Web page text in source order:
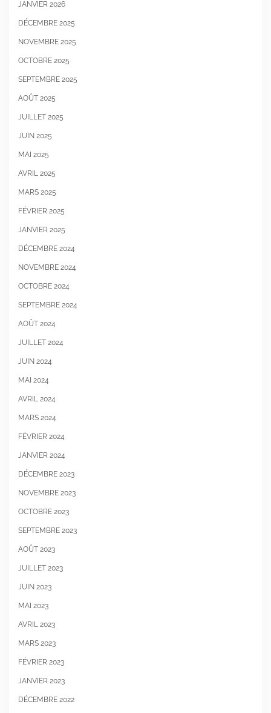
JANVIER 2026
DÉCEMBRE 2025
NOVEMBRE 2025
OCTOBRE 2025
SEPTEMBRE 2025
AOÛT 2025
JUILLET 2025
JUIN 2025
MAI 2025
AVRIL 2025
MARS 2025
FÉVRIER 2025
JANVIER 2025
DÉCEMBRE 2024
NOVEMBRE 2024
OCTOBRE 2024
SEPTEMBRE 2024
AOÛT 2024
JUILLET 2024
JUIN 2024
MAI 2024
AVRIL 2024
MARS 2024
FÉVRIER 2024
JANVIER 2024
DÉCEMBRE 2023
NOVEMBRE 2023
OCTOBRE 2023
SEPTEMBRE 2023
AOÛT 2023
JUILLET 2023
JUIN 2023
MAI 2023
AVRIL 2023
MARS 2023
FÉVRIER 2023
JANVIER 2023
DÉCEMBRE 2022